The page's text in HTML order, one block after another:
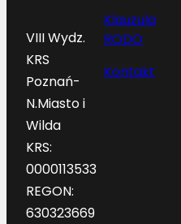
VIII Wydz.
KRS
Poznań-
N.Miasto i
Wilda
KRS:
0000113533
REGON:
630323669
Klauzula
RODO
Kontakt